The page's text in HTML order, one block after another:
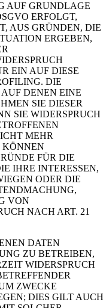
AUF GRUNDLAGE
ERFOLGT,
AUS GRÜNDEN, DIE
ERGEBEN,
EIN AUF DIESE
DIE
DENEN EINE
SIE DIESER
SIE WIDERSPRUCH
MEHR
KÖNNEN
FÜR DIE
IHRE INTERESSEN,
ODER DIE
VON
NACH ART. 21
DATEN
ZU BETREIBEN,
WIDERSPRUCH
ZWECKE
DIES GILT AUCH